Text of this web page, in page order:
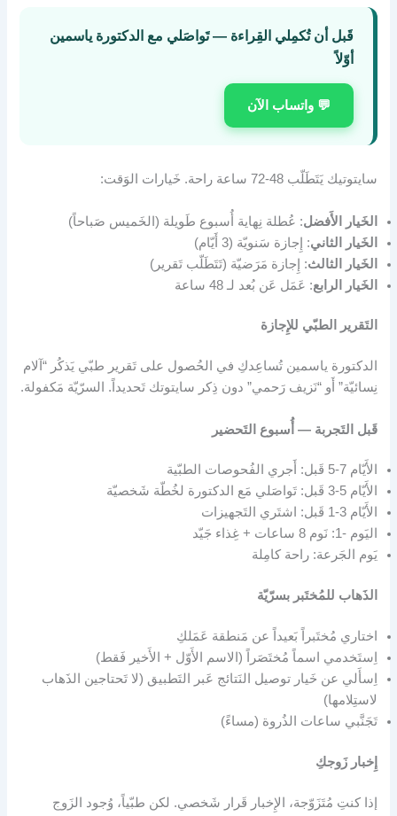
قَبل أن تُكمِلي القِراءة — تَواصَلي مع الدكتورة ياسمين
أوّلاً
💬 واتساب الآن
سايتوتيك يَتَطَلّب 48-72 ساعة راحة. خَيارات الوَقت:
الخَيار الأَفضل: عُطلة نِهاية أُسبوع طَويلة (الخَميس صَباحاً)
الخَيار الثاني: إِجازة سَنويّة (3 أَيّام)
الخَيار الثالث: إِجازة مَرَضيّة (تَتَطَلّب تَقرير)
الخَيار الرابع: عَمَل عَن بُعد لـ 48 ساعة
التَقرير الطبّي للإِجازة
الدكتورة ياسمين تُساعِدكِ في الحُصول على تَقرير طبّي يَذكُر “آلام
نِسائيّة” أَو “نَزيف رَحمي” دون ذِكر سايتوتك تَحديداً. السرّيّة مَكفولة.
قَبل التَجربة — أُسبوع التَحضير
الأَيّام 7-5 قَبل: أَجري الفُحوصات الطبّية
الأَيّام 5-3 قَبل: تَواصَلي مَع الدكتورة لخُطّة شَخصيّة
الأَيّام 3-1 قَبل: اشتَري التَجهيزات
اليَوم -1: نَوم 8 ساعات + غِذاء جَيّد
يَوم الجَرعة: راحة كامِلة
الذَهاب للمُختَبر بسرّيّة
اختاري مُختَبراً بَعيداً عن مَنطقة عَمَلكِ
اِستَخدمي اسماً مُختَصَراً (الاسم الأَوّل + الأَخير فَقط)
اِسأَلي عن خَيار توصيل النَتائج عَبر التَطبيق (لا تَحتاجين الذَهاب
لاستِلامها)
تَجَنَّبي ساعات الذُروة (مساءً)
إِخبار زَوجكِ
إذا كنتِ مُتَزَوّجة، الإِخبار قَرار شَخصي. لكن طبّياً، وُجود الزَوج